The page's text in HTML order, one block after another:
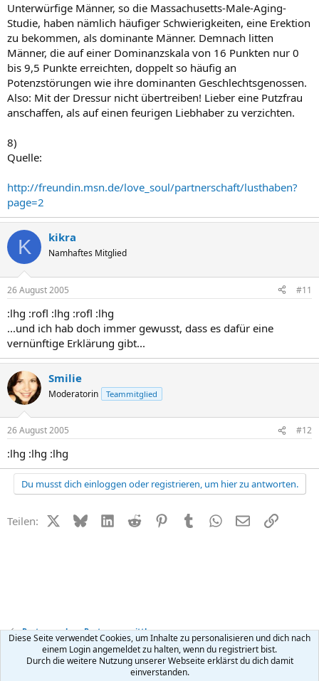
Unterwürfige Männer, so die Massachusetts-Male-Aging-
Studie, haben nämlich häufiger Schwierigkeiten, eine Erektion
zu bekommen, als dominante Männer. Demnach litten
Männer, die auf einer Dominanzskala von 16 Punkten nur 0
bis 9,5 Punkte erreichten, doppelt so häufig an
Potenzstörungen wie ihre dominanten Geschlechtsgenossen.
Also: Mit der Dressur nicht übertreiben! Lieber eine Putzfrau
anschaffen, als auf einen feurigen Liebhaber zu verzichten.
8)
Quelle:
http://freundin.msn.de/love_soul/partnerschaft/lusthaben?
page=2
K kikra
Namhaftes Mitglied
26 August 2005 #11
:lhg :rofl :lhg :rofl :lhg
...und ich hab doch immer gewusst, dass es dafür eine
vernünftige Erklärung gibt...
Smilie
Moderatorin Teammitglied
26 August 2005 #12
:lhg :lhg :lhg
Du musst dich einloggen oder registrieren, um hier zu antworten.
Teilen: X (Twitter)
BlueskyLinkedIn
Reddit PinterestTumblr WhatsApp
E-MailLink
Partnersuche + Partnervermittlung
Kontakt Nutzungsbedingungen Datenschutz Hilfe
R
Diese Seite verwendet Cookies, um Inhalte zu personalisieren und dich nach
einem Login angemeldet zu halten, wenn du registriert bist.
Durch die weitere Nutzung unserer Webseite erklärst du dich damit
einverstanden.